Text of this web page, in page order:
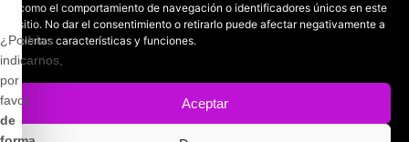
como el comportamiento de navegación o identificadores únicos en este
sitio. No dar el consentimiento o retirarlo puede afectar negativamente a
ciertas características y funciones.
Aceptar
Correo:
contacto@mundofriki.es
¿Podrías
indicarnos,
por
favor,
de